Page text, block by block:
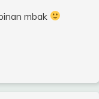
mbak